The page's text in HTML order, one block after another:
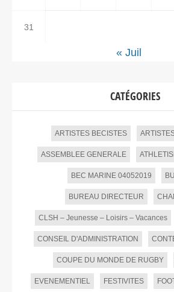
31
« Juil
CATÉGORIES
ARTISTES BECISTES
ASSEMBLEE GENERALE
BEC MARINE 04052019
BUREAU DIRECTEUR
CLSH – Jeunesse – Loisirs – Vacances
CONSEIL D'ADMINISTRATION
COUPE DU MONDE DE RUGBY
EVENEMENTIEL FESTIVITES